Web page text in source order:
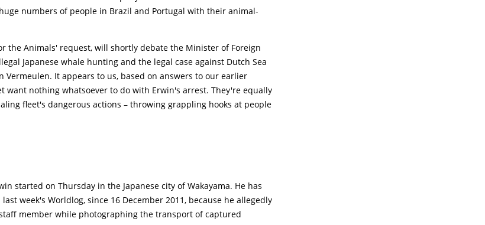
numbers of people in Brazil and Portugal with their animal-
the Animals' request, will shortly debate the Minister of Foreign
Japanese whale hunting and the legal case against Dutch Sea
Vermeulen. It appears to us, based on answers to our earlier
want nothing whatsoever to do with Erwin's arrest. They're equally
fleet's dangerous actions – throwing grappling hooks at people
started on Thursday in the Japanese city of Wakayama. He has
week's Worldlog, since 16 December 2011, because he allegedly
member while photographing the transport of captured